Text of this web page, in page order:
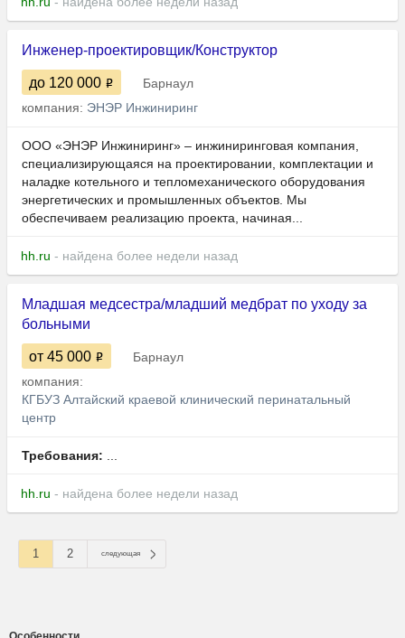
Инженер-проектировщик/Конструктор
до 120 000
Барнаул
компания: ЭНЭР Инжиниринг
ООО «ЭНЭР Инжиниринг» – инжиниринговая компания,
специализирующаяся на проектировании, комплектации и
наладке котельного и тепломеханического оборудования
энергетических и промышленных объектов. Мы
обеспечиваем реализацию проекта, начиная...
hh.ru - найдена более недели назад
Младшая медсестра/младший медбрат по уходу за
больными
от 45 000
Барнаул
компания:
КГБУЗ Алтайский краевой клинический перинатальный
центр
Требования: ...
hh.ru - найдена более недели назад
1 2 следующая